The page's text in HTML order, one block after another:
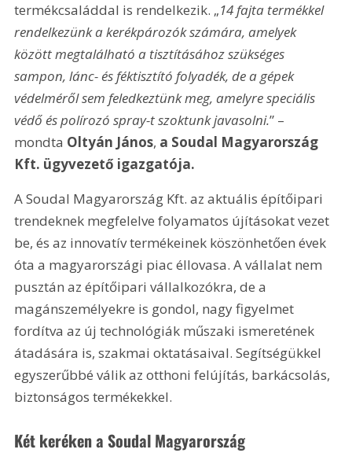
termékcsaláddal is rendelkezik. „14 fajta termékkel
rendelkezünk a kerékpározók számára, amelyek
között megtalálható a tisztításához szükséges
sampon, lánc- és féktisztító folyadék, de a gépek
védelméről sem feledkeztünk meg, amelyre speciális
védő és polírozó spray-t szoktunk javasolni.” –
mondta Oltyán János, a Soudal Magyarország
Kft. ügyvezető igazgatója.
A Soudal Magyarország Kft. az aktuális építőipari
trendeknek megfelelve folyamatos újításokat vezet
be, és az innovatív termékeinek köszönhetően évek
óta a magyarországi piac éllovasa. A vállalat nem
pusztán az építőipari vállalkozókra, de a
magánszemélyekre is gondol, nagy figyelmet
fordítva az új technológiák műszaki ismeretének
átadására is, szakmai oktatásaival. Segítségükkel
egyszerűbbé válik az otthoni felújítás, barkácsolás,
biztonságos termékekkel.
Két keréken a Soudal Magyarország